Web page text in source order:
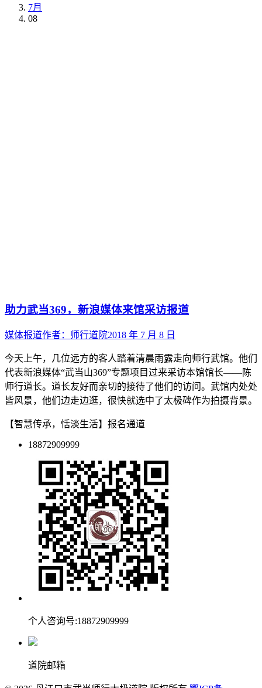
7月
08
助力武当369，新浪媒体来馆采访报道
媒体报道作者： 师行道院2018 年 7 月 8 日
今天上午，几位远方的客人踏着清晨雨露走向师行武馆。他们
代表新浪媒体“武当山369”专题项目过来采访本馆馆长——陈
师行道长。道长友好而亲切的接待了他们的访问。武馆内处处
皆风景，他们边走边逛，很快就选中了太极碑作为拍摄背景。
【智慧传承，恬淡生活】报名通道
18872909999
个人咨询号:18872909999
道院邮箱